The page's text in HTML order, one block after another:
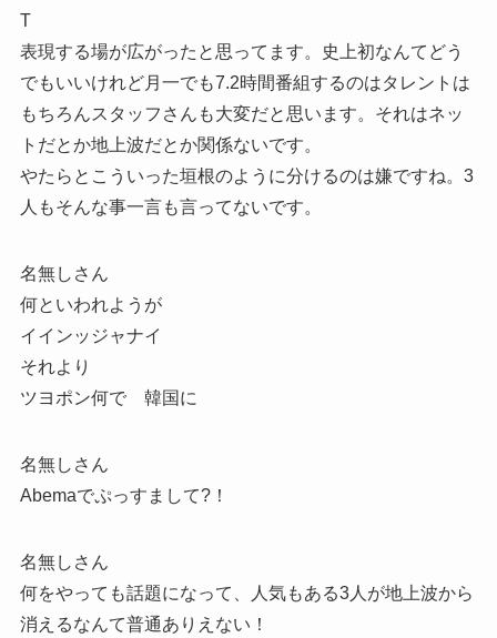
T
表現する場が広がったと思ってます。史上初なんてどう
でもいいけれど月一でも7.2時間番組するのはタレントは
もちろんスタッフさんも大変だと思います。それはネッ
トだとか地上波だとか関係ないです。
やたらとこういった垣根のように分けるのは嫌ですね。3
人もそんな事一言も言ってないです。
名無しさん
何といわれようが
イインッジャナイ
それより
ツヨポン何で 韓国に
名無しさん
Abemaでぷっすまして?！
名無しさん
何をやっても話題になって、人気もある3人が地上波から
消えるなんて普通ありえない！